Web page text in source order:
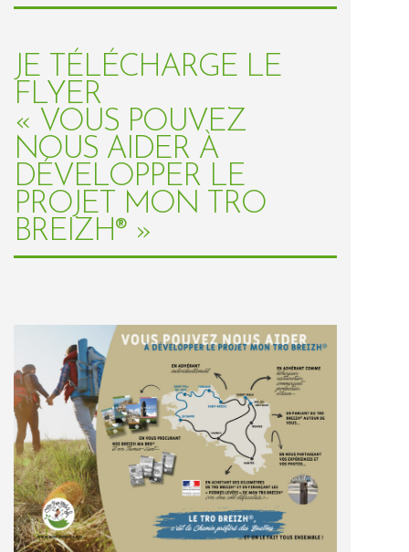
JE TÉLÉCHARGE LE
FLYER
« VOUS POUVEZ
NOUS AIDER À
DÉVELOPPER LE
PROJET MON TRO
BREIZH® »